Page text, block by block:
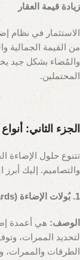
زيادة قيمة العقار
الاستثمار في نظام
من القيمة الجمالية
والمُضاء بشكل جيد
المحتملين.
الجزء الثاني:
تتنوع حلول الإضاءة
والتصاميم. إليك أبرز
1. بُولات الإضاءة (Light Poles / Bollards):
الوصف: هي أعمدة
لتحديد الممرات،
الطرقات والممرات،